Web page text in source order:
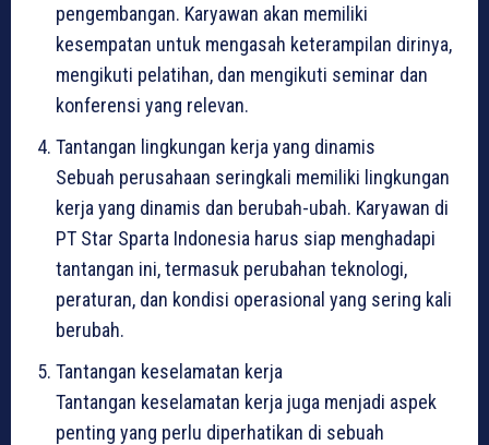
pengembangan. Karyawan akan memiliki
kesempatan untuk mengasah keterampilan dirinya,
mengikuti pelatihan, dan mengikuti seminar dan
konferensi yang relevan.
Tantangan lingkungan kerja yang dinamis
Sebuah perusahaan seringkali memiliki lingkungan
kerja yang dinamis dan berubah-ubah. Karyawan di
PT Star Sparta Indonesia harus siap menghadapi
tantangan ini, termasuk perubahan teknologi,
peraturan, dan kondisi operasional yang sering kali
berubah.
Tantangan keselamatan kerja
Tantangan keselamatan kerja juga menjadi aspek
penting yang perlu diperhatikan di sebuah